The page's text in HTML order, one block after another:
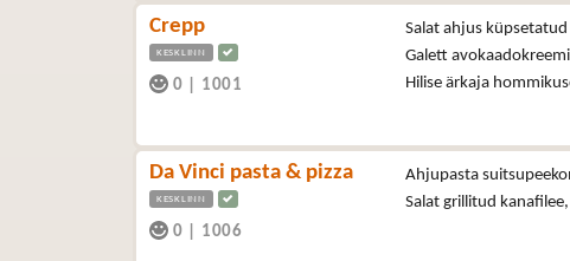
Crepp
KESKLINN
0 1001
Salat ahjus
Galett
Hilise ärkaja
Da Vinci pasta & pizza
KESKLINN
0 1006
Ahjupasta
Salat grillitud